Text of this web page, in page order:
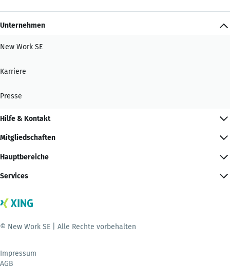
Unternehmen
New Work SE
Karriere
Presse
Hilfe & Kontakt
Mitgliedschaften
Hauptbereiche
Services
© New Work SE | Alle Rechte vorbehalten
Impressum
AGB